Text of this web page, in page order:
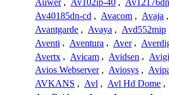
Auwer , Av102ip-40 ,
Av40185dn-cd , Avacom , Avaja ,
Avantgarde , Avaya , Avd552mip
Aventi , Aventura , Aver ,
Avertx , Avicam , Avidsen ,
Avios Webserver , Aviosys ,
AVKANS , Avl , Avl Hd Dome ,